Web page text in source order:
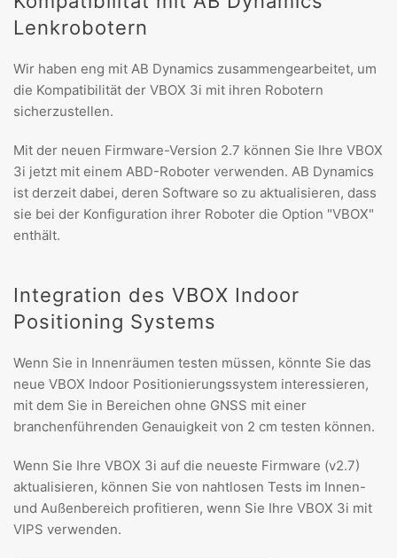
Lenkrobotern
Wir haben eng mit AB Dynamics zusammengearbeitet, um
die Kompatibilität der VBOX 3i mit ihren Robotern
sicherzustellen.
Mit der neuen Firmware-Version 2.7 können Sie Ihre VBOX
3i jetzt mit einem ABD-Roboter verwenden. AB Dynamics
ist derzeit dabei, deren Software so zu aktualisieren, dass
sie bei der Konfiguration ihrer Roboter die Option "VBOX"
enthält.
Integration des VBOX Indoor
Positioning Systems
Wenn Sie in Innenräumen testen müssen, könnte Sie das
neue VBOX Indoor Positionierungssystem interessieren,
mit dem Sie in Bereichen ohne GNSS mit einer
branchenführenden Genauigkeit von 2 cm testen können.
Wenn Sie Ihre VBOX 3i auf die neueste Firmware (v2.7)
aktualisieren, können Sie von nahtlosen Tests im Innen-
und Außenbereich profitieren, wenn Sie Ihre VBOX 3i mit
VIPS verwenden.